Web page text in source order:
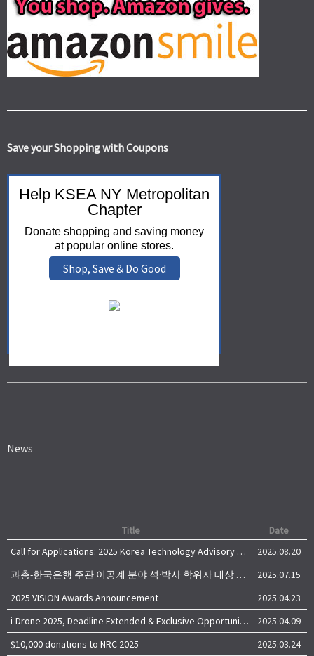
Save your Shopping with Coupons
Help KSEA NY Metropolitan
Chapter
Donate shopping and saving money
at popular online stores.
Shop, Save & Do Good
News
Title
Date
Call for Applications: 2025 Korea Technology Advisory Group (K-TAG)
2025.08.20
과총-한국은행 주관 이공계 분야 석·박사 학위자 대상 서베이
2025.07.15
2025 VISION Awards Announcement
2025.04.23
i-Drone 2025, Deadline Extended & Exclusive Opportunity to Travel to Korea!
2025.04.09
$10,000 donations to NRC 2025
2025.03.24